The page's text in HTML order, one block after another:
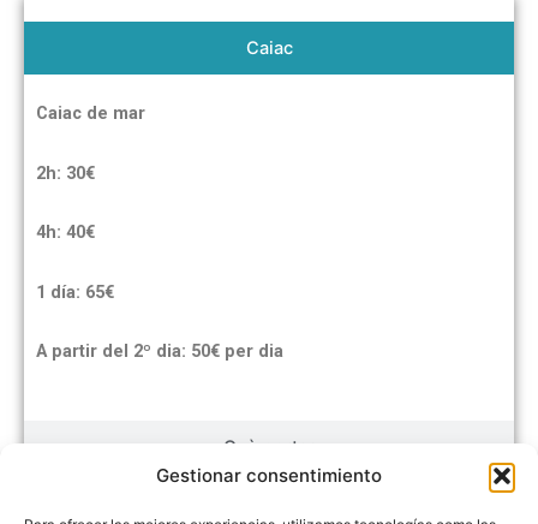
Gestionar consentimiento
Caiac
Què portar
Caiac de mar
2h: 30€
4h: 40€
1 día: 65€
A partir del 2º dia: 50€ per dia